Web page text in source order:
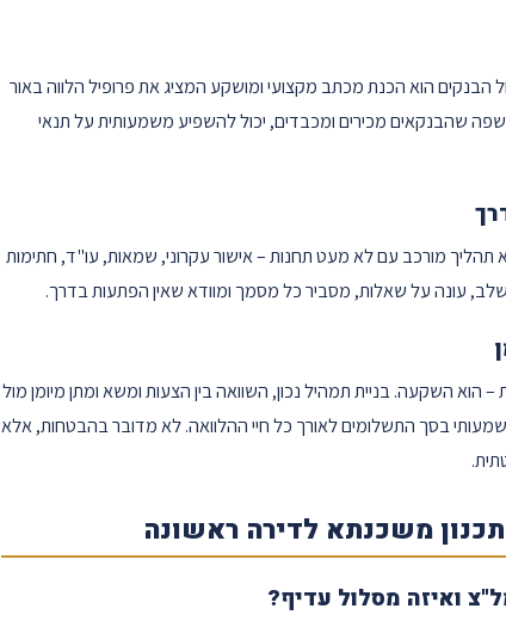
הוא הכנת מכתב מקצועי ומושקע המציג את פרופיל הלווה באור
שהבנקאים מכירים ומכבדים, יכול להשפיע משמעותית על תנאי
תהליך מורכב עם לא מעט תחנות –אישור עקרוני, שמאות, עו"ד, חתימות
שלב, עונה על שאלות, מסביר כל מסמך ומוודא שאין הפתעות בדרך.
– הוא השקעה. בניית תמהיל נכון, השוואה בין הצעות ומשא ומתן מיומן מול
בסך התשלומים לאורך כל חיי ההלוואה. לא מדובר בהבטחות, אלא
משכנתא לדירה ראשונה
ואיזה מסלול עדיף?